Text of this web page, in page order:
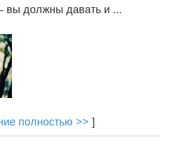
должны давать и ...
полностью >> ]